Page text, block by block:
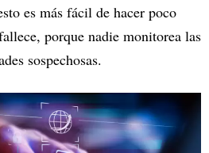
es más fácil de hacer poco
porque nadie monitorea las
sospechosas.